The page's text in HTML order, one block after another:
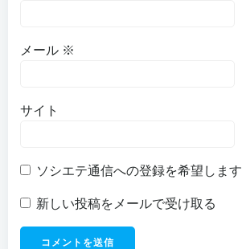
メール ※
サイト
ソシエテ通信への登録を希望します
新しい投稿をメールで受け取る